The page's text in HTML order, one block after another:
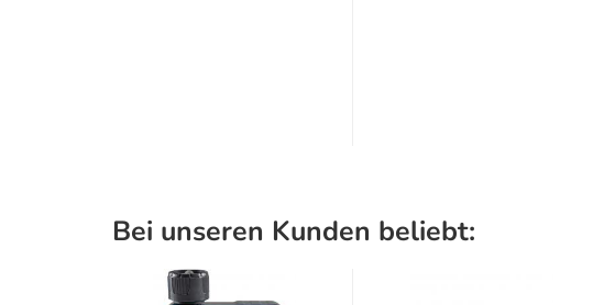
Bei unseren Kunden beliebt: